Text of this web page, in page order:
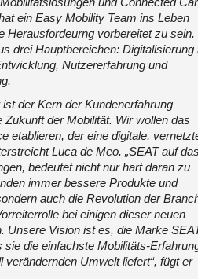
ein Easy Mobility Team ins Leben
Herausfordeurng vorbereitet zu sein.
drei Hauptbereichen: Digitalisierung
Nutzererfahrung und
der Kern der Kundenerfahrung
Zukunft der Mobilität. Wir wollen das
etablieren, der eine digitale,
Luca de Meo. „SEAT auf
bedeutet nicht nur hart daran zu
immer bessere Produkte und
auch die Revolution der
bei einigen dieser neuen
Unsere Vision ist es, die Marke
sie die einfachste Mobilitäts-
verändernden Umwelt liefert“, fügt er